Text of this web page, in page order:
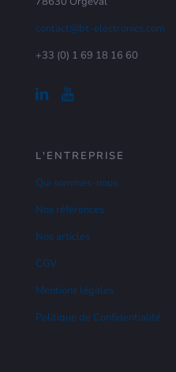
contact@bt-electronics.com
+33 (0) 1 69 18 16 60
L'ENTREPRISE
Qui sommes-nous
Nos références
Nos articles
CGV
Mentions légales
Politique de Confidentialité